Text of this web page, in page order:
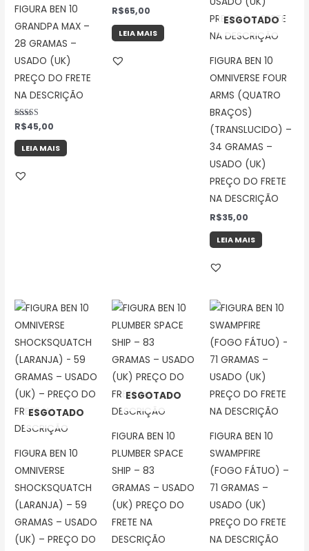
FIGURA BEN 10
GRANDPA MAX –
28 GRAMAS –
USADO (UK)
PREÇO DO FRETE
NA DESCRIÇÃO
Avaliação
5.00
de 5
R$45,00
LEIA MAIS
R$65,00
LEIA MAIS
ESGOTADO
FIGURA BEN 10
OMNIVERSE FOUR
ARMS (QUATRO
BRAÇOS)
(TRANSLUCIDO) –
34 GRAMAS –
USADO (UK)
PREÇO DO FRETE
NA DESCRIÇÃO
R$35,00
LEIA MAIS
ESGOTADO
FIGURA BEN 10
OMNIVERSE
SHOCKSQUATCH
(LARANJA) – 59
GRAMAS – USADO
(UK) – PREÇO DO
ESGOTADO
FIGURA BEN 10
PLUMBER SPACE
SHIP – 83
GRAMAS – USADO
(UK) PREÇO DO
FRETE NA
DESCRIÇÃO
FIGURA BEN 10
SWAMPFIRE
(FOGO FÁTUO) –
71 GRAMAS –
USADO (UK)
PREÇO DO FRETE
NA DESCRIÇÃO